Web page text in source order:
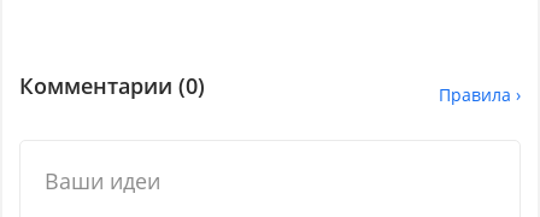
Комментарии (0) Правила ›